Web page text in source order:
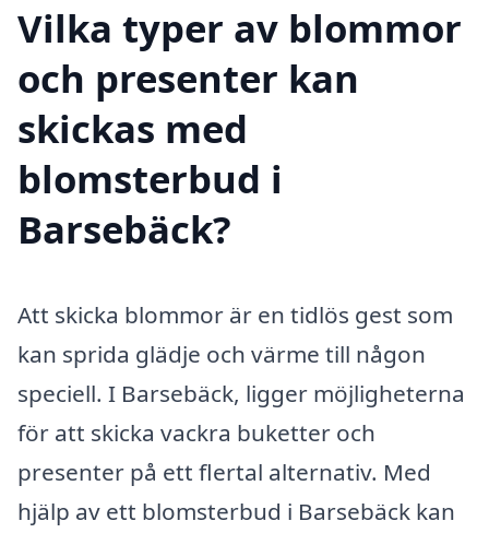
Vilka typer av blommor
och presenter kan
skickas med
blomsterbud i
Barsebäck?
Att skicka blommor är en tidlös gest som
kan sprida glädje och värme till någon
speciell. I Barsebäck, ligger möjligheterna
för att skicka vackra buketter och
presenter på ett flertal alternativ. Med
hjälp av ett blomsterbud i Barsebäck kan